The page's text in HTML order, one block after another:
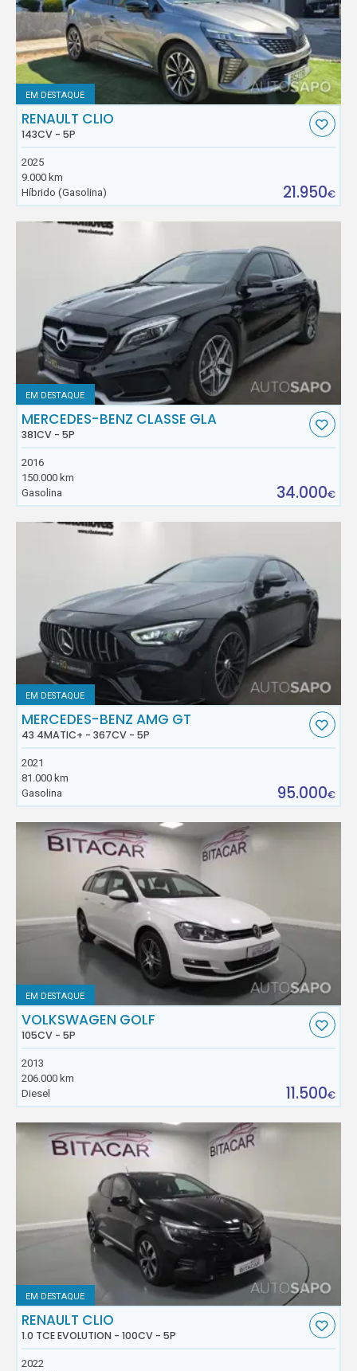
EM DESTAQUE
RENAULT CLIO
143CV - 5P
2025
9.000 km
Híbrido (Gasolina)
21.950€
EM DESTAQUE
MERCEDES-BENZ CLASSE GLA
381CV - 5P
2016
150.000 km
Gasolina
34.000€
EM DESTAQUE
MERCEDES-BENZ AMG GT
43 4MATIC+ - 367CV - 5P
2021
81.000 km
Gasolina
95.000€
EM DESTAQUE
VOLKSWAGEN GOLF
105CV - 5P
2013
206.000 km
Diesel
11.500€
EM DESTAQUE
RENAULT CLIO
1.0 TCE EVOLUTION - 100CV - 5P
2022